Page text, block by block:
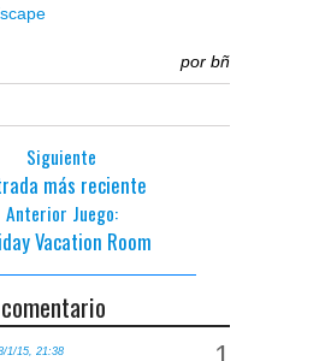
por bñ
Siguiente
más reciente
Anterior Juego:
Vacation Room
1/15, 21:38